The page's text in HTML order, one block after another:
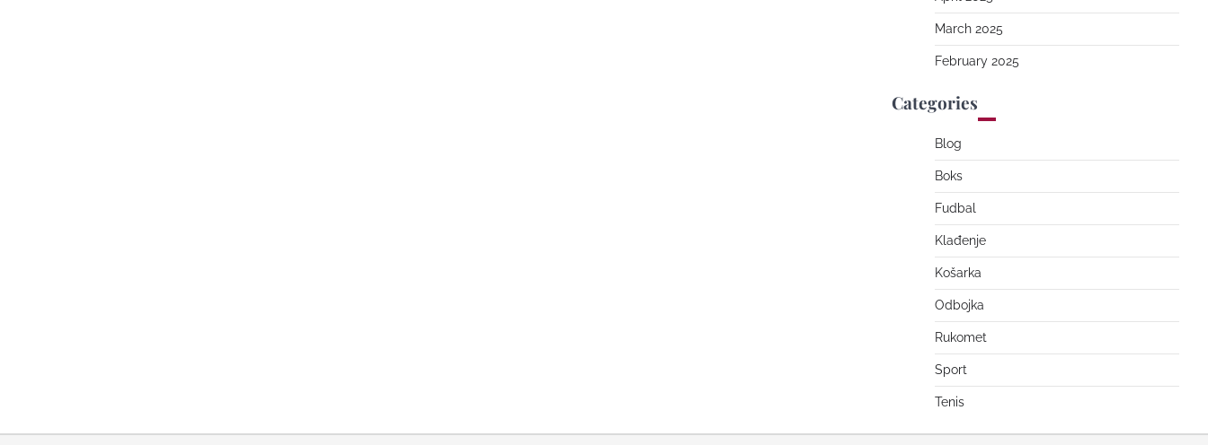
March 2025
February 2025
Categories
Blog
Boks
Fudbal
Klađenje
Košarka
Odbojka
Rukomet
Sport
Tenis